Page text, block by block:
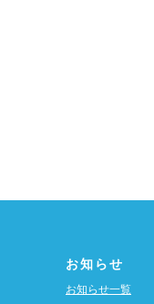
お知らせ
お知らせ一覧